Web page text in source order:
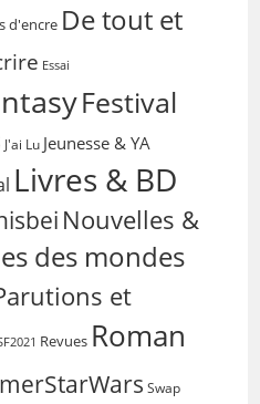
d'encre De tout et
Essai
Festival
J'ai Lu Jeunesse & YA
Livres & BD
Nouvelles &
des mondes
et
Revues Roman
Swap